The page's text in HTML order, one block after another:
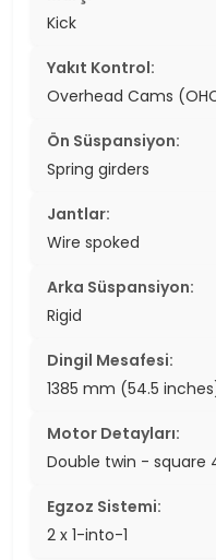
Kick
Yakıt Kontrol:
Overhead Cams
Ön Süspansiyon:
Spring girders
Jantlar:
Wire spoked
Arka Süspansiyon:
Rigid
Dingil Mesafesi:
1385 mm (54.5
Motor Detayları:
Double twin - square
Egzoz Sistemi:
2 x 1-into-1